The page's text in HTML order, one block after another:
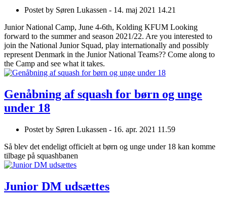
Postet by Søren Lukassen - 14. maj 2021 14.21
Junior National Camp, June 4-6th, Kolding KFUM Looking
forward to the summer and season 2021/22. Are you interested to
join the National Junior Squad, play internationally and possibly
represent Denmark in the Junior National Teams?? Come along to
the Camp and see what it takes.
Genåbning af squash for børn og unge
under 18
Postet by Søren Lukassen - 16. apr. 2021 11.59
Så blev det endeligt officielt at børn og unge under 18 kan komme
tilbage på squashbanen
Junior DM udsættes